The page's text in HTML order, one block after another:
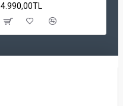
4.990,00TL